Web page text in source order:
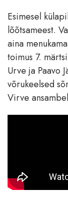
Esimesel
lõõtsameest.
aina
toimus 7.
Urve ja Paavo
võrukeelsed
Virve